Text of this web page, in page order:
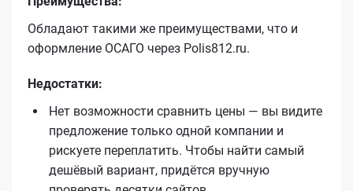
Обладают такими же преимуществами, что и
оформление ОСАГО через Polis812.ru.
Недостатки:
Нет возможности сравнить цены — вы видите
предложение только одной компании и
рискуете переплатить. Чтобы найти самый
дешёвый вариант, придётся вручную